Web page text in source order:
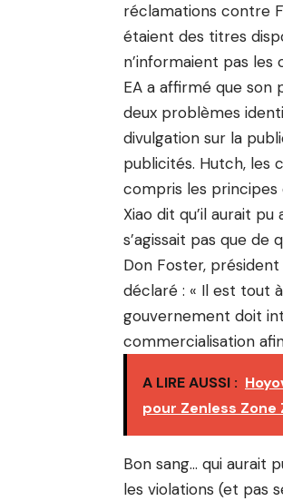
réclamations contre
étaient des titres
n’informaient pas
EA a affirmé que son
deux problèmes
divulgation sur la
publicités. Hutch, les
compris les principes
Xiao dit qu’il aurait
s’agissait pas que de
Don Foster,
déclaré : « Il est tout
gouvernement doit
commercialisation
A LIRE AUSSI :
pour Zenless Zone
Bon sang… qui aurait
les violations (et pas